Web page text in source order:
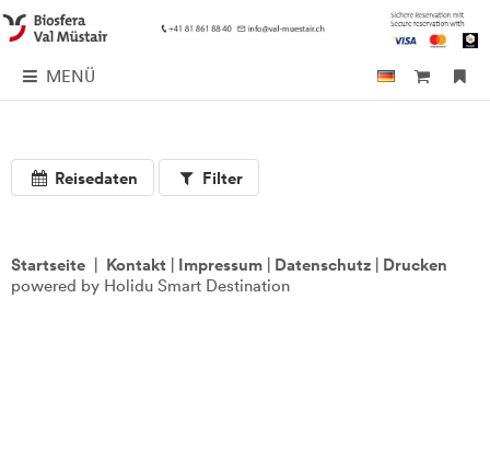
MENÜ
Reisedaten Filter
Startseite | Kontakt | Impressum | Datenschutz | Drucken
powered by Holidu Smart Destination